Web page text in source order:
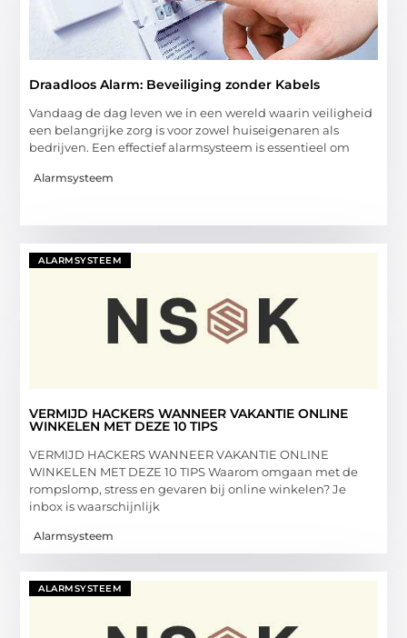
Draadloos Alarm: Beveiliging zonder Kabels
Vandaag de dag leven we in een wereld waarin veiligheid
een belangrijke zorg is voor zowel huiseigenaren als
bedrijven. Een effectief alarmsysteem is essentieel om
Alarmsysteem
ALARMSYSTEEM
VERMIJD HACKERS WANNEER VAKANTIE ONLINE
WINKELEN MET DEZE 10 TIPS
VERMIJD HACKERS WANNEER VAKANTIE ONLINE
WINKELEN MET DEZE 10 TIPS Waarom omgaan met de
rompslomp, stress en gevaren bij online winkelen? Je
inbox is waarschijnlijk
Alarmsysteem
ALARMSYSTEEM